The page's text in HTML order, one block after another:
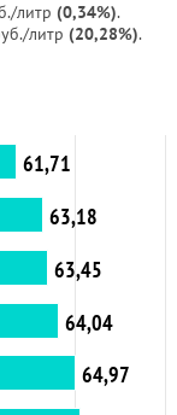
литр (0,34%).
литр (20,28%).
61,71
63,18
63,45
64,04
64,97